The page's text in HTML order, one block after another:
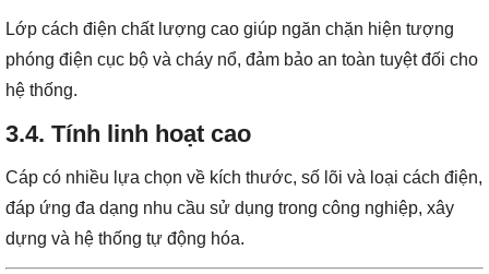
Lớp cách điện chất lượng cao giúp ngăn chặn hiện tượng
phóng điện cục bộ và cháy nổ, đảm bảo an toàn tuyệt đối cho
hệ thống.
3.4. Tính linh hoạt cao
Cáp có nhiều lựa chọn về kích thước, số lõi và loại cách điện,
đáp ứng đa dạng nhu cầu sử dụng trong công nghiệp, xây
dựng và hệ thống tự động hóa.